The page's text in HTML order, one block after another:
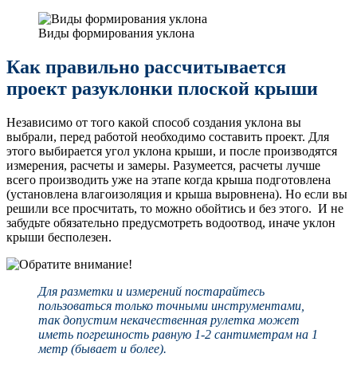
Виды формирования уклона
Как правильно рассчитывается
проект разуклонки плоской крыши
Независимо от того какой способ создания уклона вы
выбрали, перед работой необходимо составить проект. Для
этого выбирается угол уклона крыши, и после производятся
измерения, расчеты и замеры. Разумеется, расчеты лучше
всего производить уже на этапе когда крыша подготовлена
(установлена влагоизоляция и крыша выровнена). Но если вы
решили все просчитать, то можно обойтись и без этого. И не
забудьте обязательно предусмотреть водоотвод, иначе уклон
крыши бесполезен.
Для разметки и измерений постарайтесь
пользоваться только точными инструментами,
так допустим некачественная рулетка может
иметь погрешность равную 1-2 сантиметрам на 1
метр (бывает и более).